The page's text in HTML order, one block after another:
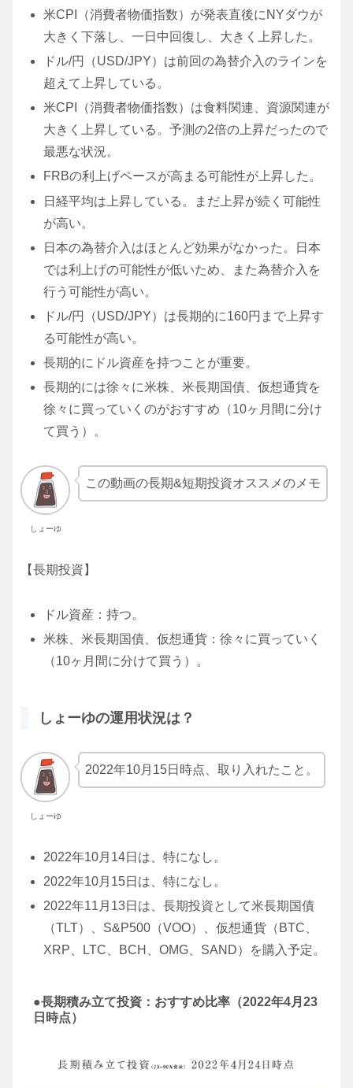
米CPI（消費者物価指数）が発表直後にNYダウが
大きく下落し、一日中回復し、大きく上昇した。
ドル/円（USD/JPY）は前回の為替介入のラインを
超えて上昇している。
米CPI（消費者物価指数）は食料関連、資源関連が
大きく上昇している。予測の2倍の上昇だったので
最悪な状況。
FRBの利上げペースが高まる可能性が上昇した。
日経平均は上昇している。まだ上昇が続く可能性
が高い。
日本の為替介入はほとんど効果がなかった。日本
では利上げの可能性が低いため、また為替介入を
行う可能性が高い。
ドル/円（USD/JPY）は長期的に160円まで上昇す
る可能性が高い。
長期的にドル資産を持つことが重要。
長期的には徐々に米株、米長期国債、仮想通貨を
徐々に買っていくのがおすすめ（10ヶ月間に分け
て買う）。
しょーゆ
この動画の長期&短期投資オススメのメモ
【長期投資】
ドル資産：持つ。
米株、米長期国債、仮想通貨：徐々に買っていく
（10ヶ月間に分けて買う）。
しょーゆの運用状況は？
しょーゆ
2022年10月15日時点、取り入れたこと。
2022年10月14日は、特になし。
2022年10月15日は、特になし。
2022年11月13日は、長期投資として米長期国債
（TLT）、S&P500（VOO）、仮想通貨（BTC、
XRP、LTC、BCH、OMG、SAND）を購入予定。
●長期積み立て投資：おすすめ比率（2022年4月23
日時点）